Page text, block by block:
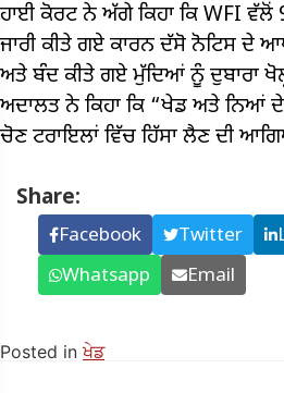
ਹਾਈ ਕੋਰਟ ਨੇ ਅੱਗੇ ਕਿਹਾ ਕਿ WFI
ਜਾਰੀ ਕੀਤੇ ਗਏ ਕਾਰਨ ਦੱਸੋ ਨੋਟਿਸ ਦੇ
ਅਤੇ ਬੰਦ ਕੀਤੇ ਗਏ ਮੁੱਦਿਆਂ ਨੂੰ ਦੁਬਾਰਾ
ਅਦਾਲਤ ਨੇ ਕਿਹਾ ਕਿ “ਖੇਡ ਅਤੇ ਨਿਆਂ
ਚੋਣ ਟਰਾਇਲਾਂ ਵਿੱਚ ਹਿੱਸਾ ਲੈਣ ਦੀ
Share:
Facebook Twitter
Whatsapp
Email
Posted inਖੇਡ